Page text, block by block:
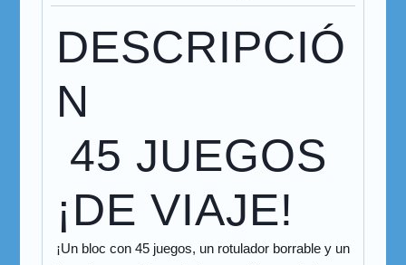
DESCRIPCIÓ
N
45 JUEGOS
¡DE VIAJE!
¡Un bloc con 45 juegos, un rotulador borrable y un